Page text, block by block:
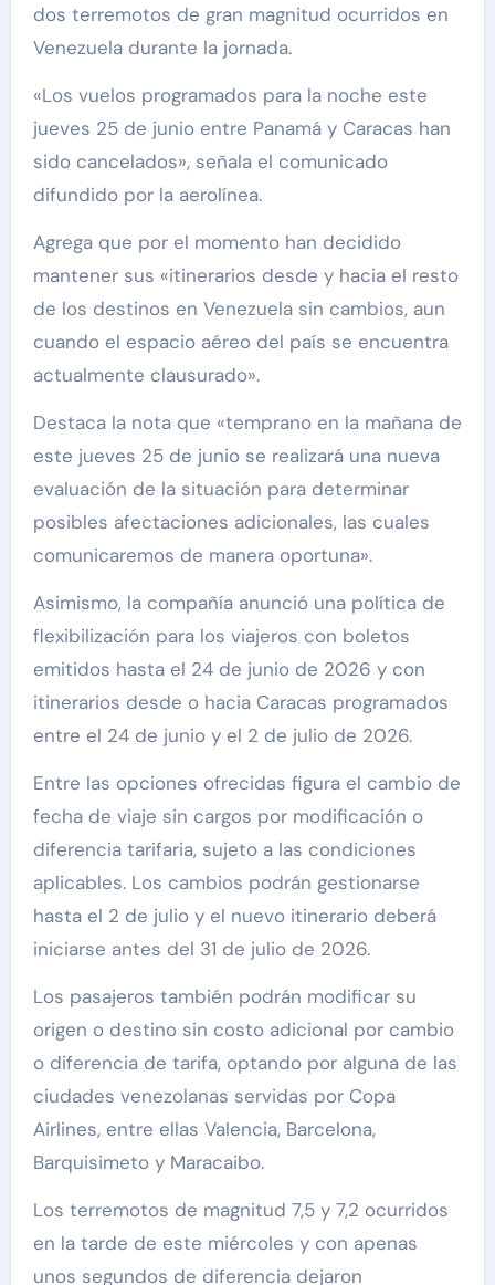
dos terremotos de gran magnitud ocurridos en
Venezuela durante la jornada.
«Los vuelos programados para la noche este
jueves 25 de junio entre Panamá y Caracas han
sido cancelados», señala el comunicado
difundido por la aerolínea.
Agrega que por el momento han decidido
mantener sus «itinerarios desde y hacia el resto
de los destinos en Venezuela sin cambios, aun
cuando el espacio aéreo del país se encuentra
actualmente clausurado».
Destaca la nota que «temprano en la mañana de
este jueves 25 de junio se realizará una nueva
evaluación de la situación para determinar
posibles afectaciones adicionales, las cuales
comunicaremos de manera oportuna».
Asimismo, la compañía anunció una política de
flexibilización para los viajeros con boletos
emitidos hasta el 24 de junio de 2026 y con
itinerarios desde o hacia Caracas programados
entre el 24 de junio y el 2 de julio de 2026.
Entre las opciones ofrecidas figura el cambio de
fecha de viaje sin cargos por modificación o
diferencia tarifaria, sujeto a las condiciones
aplicables. Los cambios podrán gestionarse
hasta el 2 de julio y el nuevo itinerario deberá
iniciarse antes del 31 de julio de 2026.
Los pasajeros también podrán modificar su
origen o destino sin costo adicional por cambio
o diferencia de tarifa, optando por alguna de las
ciudades venezolanas servidas por Copa
Airlines, entre ellas Valencia, Barcelona,
Barquisimeto y Maracaibo.
Los terremotos de magnitud 7,5 y 7,2 ocurridos
en la tarde de este miércoles y con apenas
unos segundos de diferencia dejaron